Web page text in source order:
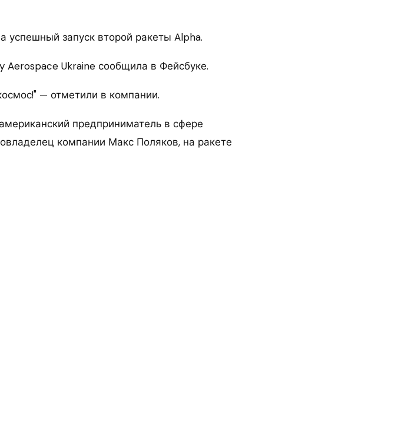
успешный запуск второй ракеты Alpha.
Ukraine сообщила в Фейсбуке.
— отметили в компании.
предприниматель в сфере
компании Макс Поляков, на ракете